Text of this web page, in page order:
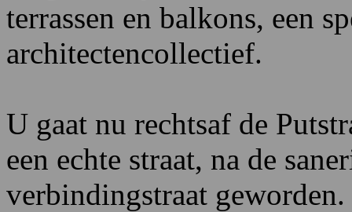
terrassen en balkons, een
architectencollectief.
U gaat nu rechtsaf de
een echte straat, na de
verbindingstraat